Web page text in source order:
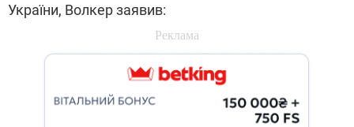
України, Волкер заявив: